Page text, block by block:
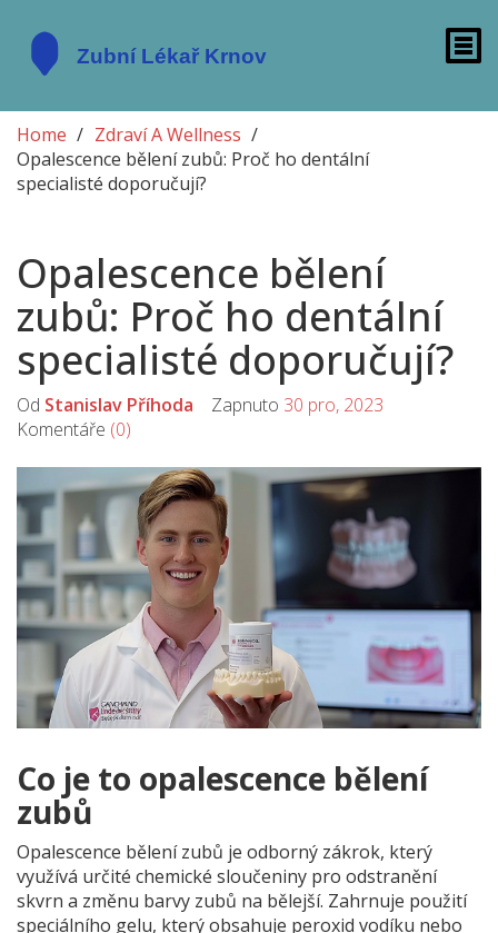
Home
Zdraví A Wellness
Opalescence bělení zubů: Proč ho dentální
specialisté doporučují?
Opalescence bělení
zubů: Proč ho dentální
specialisté doporučují?
Od Stanislav Příhoda Zapnuto 30 pro, 2023
Komentáře (0)
Co je to opalescence bělení
zubů
Opalescence bělení zubů je odborný zákrok, který
využívá určité chemické sloučeniny pro odstranění
skvrn a změnu barvy zubů na bělejší. Zahrnuje použití
speciálního gelu, který obsahuje peroxid vodíku nebo